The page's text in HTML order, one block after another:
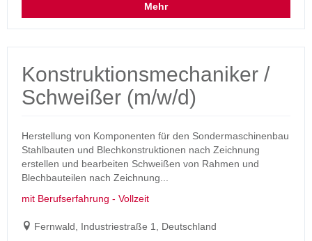
Mehr
Konstruktionsmechaniker /
Schweißer (m/w/d)
Herstellung von Komponenten für den Sondermaschinenbau
Stahlbauten und Blechkonstruktionen nach Zeichnung
erstellen und bearbeiten Schweißen von Rahmen und
Blechbauteilen nach Zeichnung...
mit Berufserfahrung - Vollzeit
Fernwald, Industriestraße 1, Deutschland